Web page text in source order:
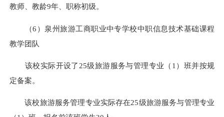
教师、教龄9年、职称初级。
（6）泉州旅游工商职业中专学校中职信息技术基础课程
教学团队
该校实际开设了25级旅游服务与管理专业（1）班并按规
定备案。
该校旅游服务管理专业实际存在25级旅游服务与管理专业